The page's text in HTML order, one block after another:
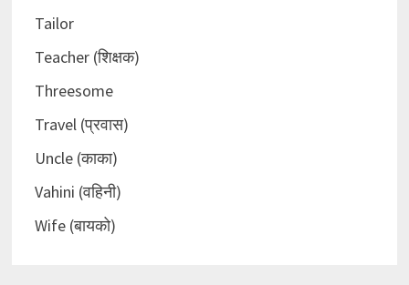
Tailor
Teacher (शिक्षक)
Threesome
Travel (प्रवास)
Uncle (काका)
Vahini (वहिनी)
Wife (बायको)